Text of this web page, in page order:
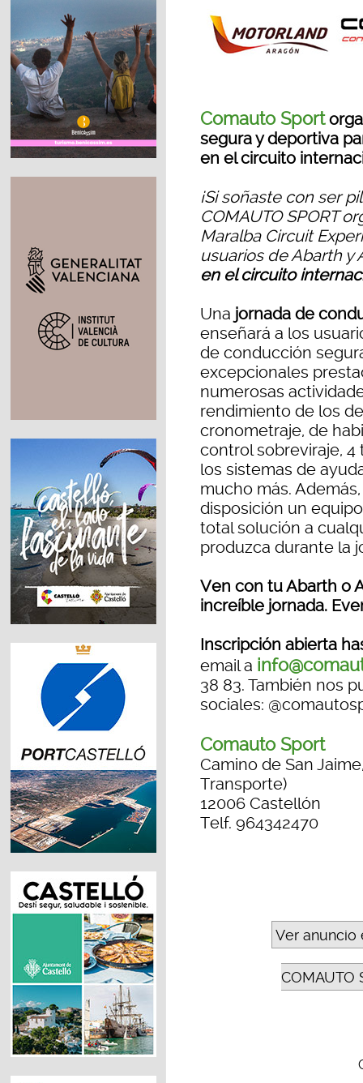
Comauto Sport
segura y deportiva
en el circuito
¡Si soñaste con ser
COMAUTO SPORT
Maralba Circuit
usuarios de Abarth y
en el circuito
Una jornada de
enseñará a los
de conducción
excepcionales
numerosas
rendimiento de los
cronometraje, de
control sobreviraje,
los sistemas de
mucho más.
disposición un
total solución a
produzca durante la
Ven con tu Abarth o
increíble jornada.
Inscripción abierta
email a
38 83. También nos
sociales:
Comauto Sport
Camino de San
Transporte)
12006 Castellón
Telf. 964342470
Ver anuncio
COMAUTO